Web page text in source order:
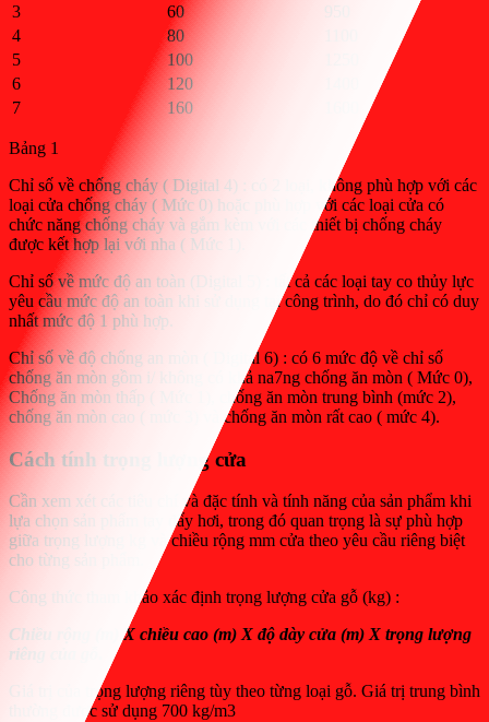
3
60
4
80
5
100
6
120
7
160
Bảng 1
Chỉ số về chống cháy ( Digital 4) : có 2 loại, không phù hợp với các
loại cửa chống cháy ( Mức 0) hoặc phù hợp với các loại cửa có
chức năng chống cháy và gắm kèm với các thiết bị chống cháy
được kết hợp lại với nha ( Mức 1).
Chỉ số về mức độ an toàn (Digital 5) : tất cả các loại tay co thủy lực
yêu cầu mức độ an toàn khi sử dụng tại công trình, do đó chỉ có duy
nhất mức độ 1 phù hợp.
Chỉ số về độ chống an mòn ( Digital 6) : có 6 mức độ về chỉ số
chống ăn mòn gồm i/ không có khả na7ng chống ăn mòn ( Mức 0),
Chống ăn mòn thấp ( Mức 1), chống ăn mòn trung bình (mức 2),
chống ăn mòn cao ( mức 3) và chống ăn mòn rất cao ( mức 4).
Cách tính trọng lượng cửa
Cần xem xét các tiêu chí và đặc tính và tính năng của sản phẩm khi
lựa chọn sản phẩm tay đẩy hơi, trong đó quan trọng là sự phù hợp
giữa trọng lượng kg và chiều rộng mm cửa theo yêu cầu riêng biệt
cho từng sản phẩm.
Công thức tham khảo xác định trọng lượng cửa gỗ (kg) :
Chiều rộng (m) X chiều cao (m) X độ dày cửa (m) X trọng lượng
riêng của gỗ
Giá trị của trọng lượng riêng tùy theo từng loại gỗ. Giá trị trung bình
thường được sử dụng 700 kg/m3